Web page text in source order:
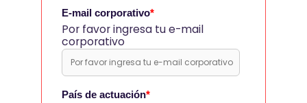
E-mail corporativo*
Por favor ingresa tu e-mail
corporativo
País de actuación*